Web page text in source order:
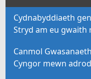
Cydnabyddiaeth
Stryd am eu gwaith
Canmol
Cyngor mewn